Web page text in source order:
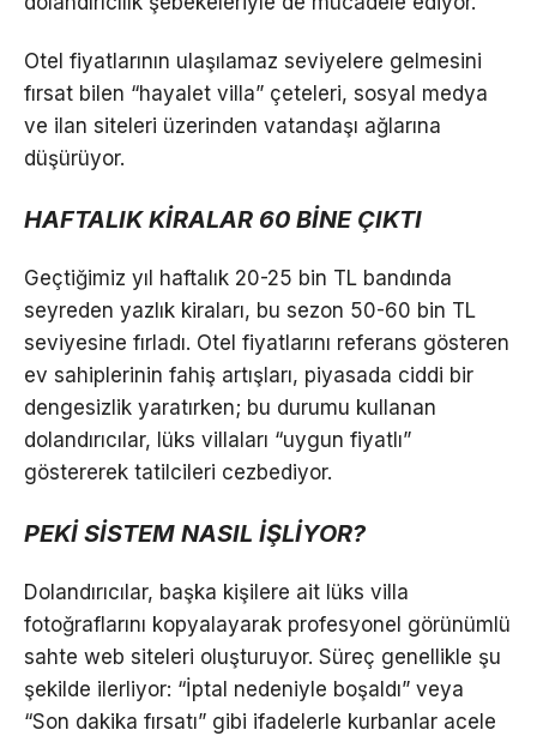
Otel fiyatlarının ulaşılamaz seviyelere gelmesini
fırsat bilen “hayalet villa” çeteleri, sosyal medya
ve ilan siteleri üzerinden vatandaşı ağlarına
düşürüyor.
HAFTALIK KİRALAR 60 BİNE ÇIKTI
Geçtiğimiz yıl haftalık 20-25 bin TL bandında
seyreden yazlık kiraları, bu sezon 50-60 bin TL
seviyesine fırladı. Otel fiyatlarını referans gösteren
ev sahiplerinin fahiş artışları, piyasada ciddi bir
dengesizlik yaratırken; bu durumu kullanan
dolandırıcılar, lüks villaları “uygun fiyatlı”
göstererek tatilcileri cezbediyor.
PEKİ SİSTEM NASIL İŞLİYOR?
Dolandırıcılar, başka kişilere ait lüks villa
fotoğraflarını kopyalayarak profesyonel görünümlü
sahte web siteleri oluşturuyor. Süreç genellikle şu
şekilde ilerliyor: “İptal nedeniyle boşaldı” veya
“Son dakika fırsatı” gibi ifadelerle kurbanlar acele